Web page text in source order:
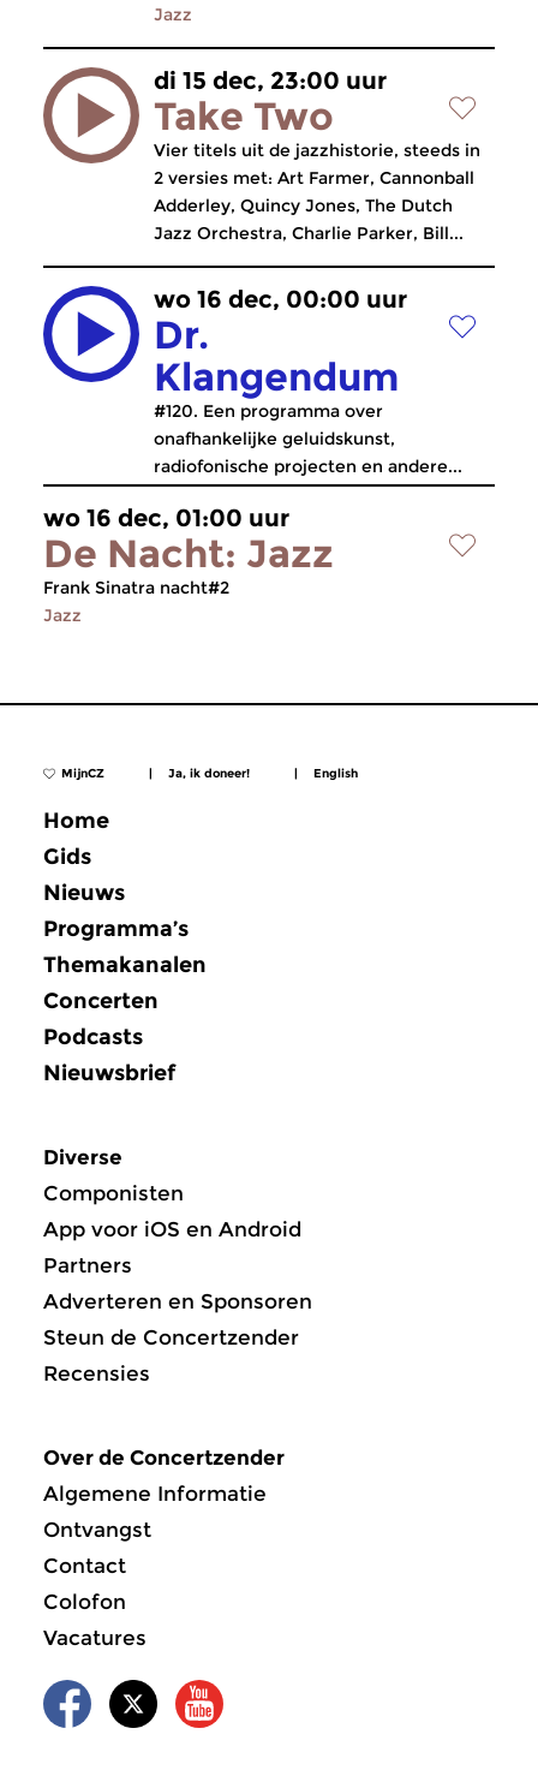
Jazz
di 15 dec, 23:00 uur
Take Two
Vier titels uit de jazzhistorie, steeds in
2 versies met: Art Farmer, Cannonball
Adderley, Quincy Jones, The Dutch
Jazz Orchestra, Charlie Parker, Bill...
wo 16 dec, 00:00 uur
Dr.
Klangendum
#120. Een programma over
onafhankelijke geluidskunst,
radiofonische projecten en andere...
wo 16 dec, 01:00 uur
De Nacht: Jazz
Frank Sinatra nacht#2
Jazz
MijnCZ | Ja, ik doneer! | English
Home
Gids
Nieuws
Programma’s
Themakanalen
Concerten
Podcasts
Nieuwsbrief
Diverse
Componisten
App voor iOS en Android
Partners
Adverteren en Sponsoren
Steun de Concertzender
Recensies
Over de Concertzender
Algemene Informatie
Ontvangst
Contact
Colofon
Vacatures